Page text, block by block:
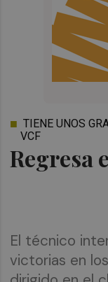
Regresa
TIENE UNOS
VCF
El técnico
victorias en